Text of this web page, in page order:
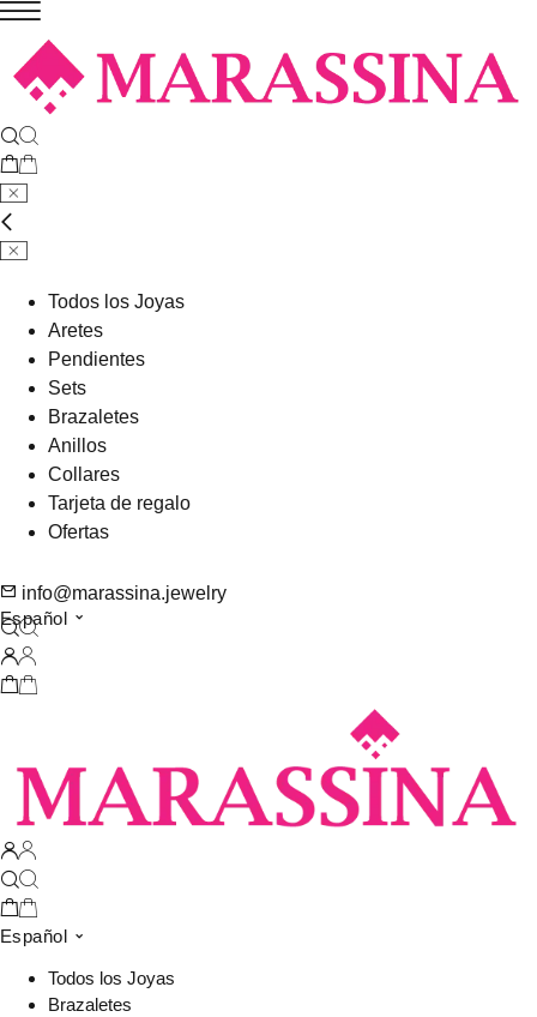
Todos los Joyas
Aretes
Pendientes
Sets
Brazaletes
Anillos
Collares
Tarjeta de regalo
Ofertas
info@marassina.jewelry
Español
Español
Todos los Joyas
Brazaletes